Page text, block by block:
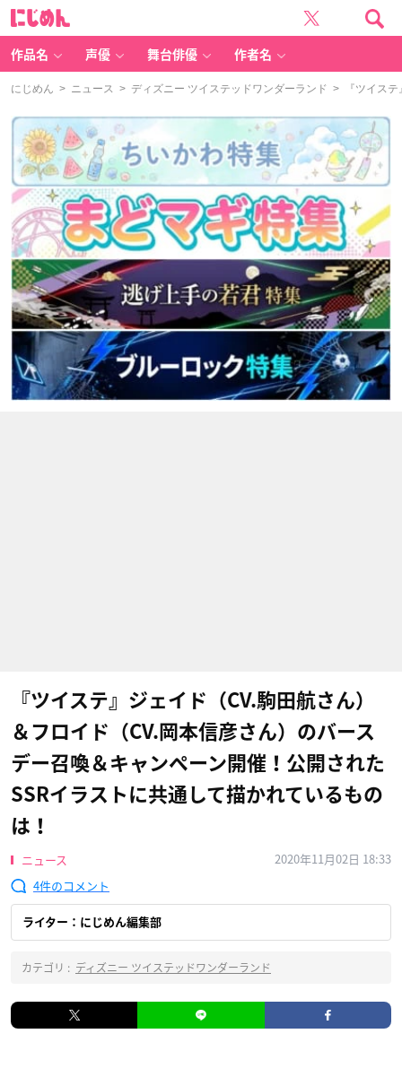
作品名 声優 舞台俳優 作者名
にじめん > ニュース > ディズニー ツイステッドワンダーランド > 『ツイステ
『ツイステ』ジェイド（CV.駒田航さん）
＆フロイド（CV.岡本信彦さん）のバース
デー召喚＆キャンペーン開催！公開された
SSRイラストに共通して描かれているもの
は！
ニュース
2020年11月02日 18:33
4
ライター：にじめん編集部
カテゴリ : ディズニー ツイステッドワンダーランド